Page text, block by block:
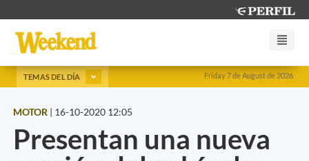
Friday 7 de August de 2026
TEMAS DEL DÍA
MOTOR | 16-10-2020 12:05
Presentan una nueva